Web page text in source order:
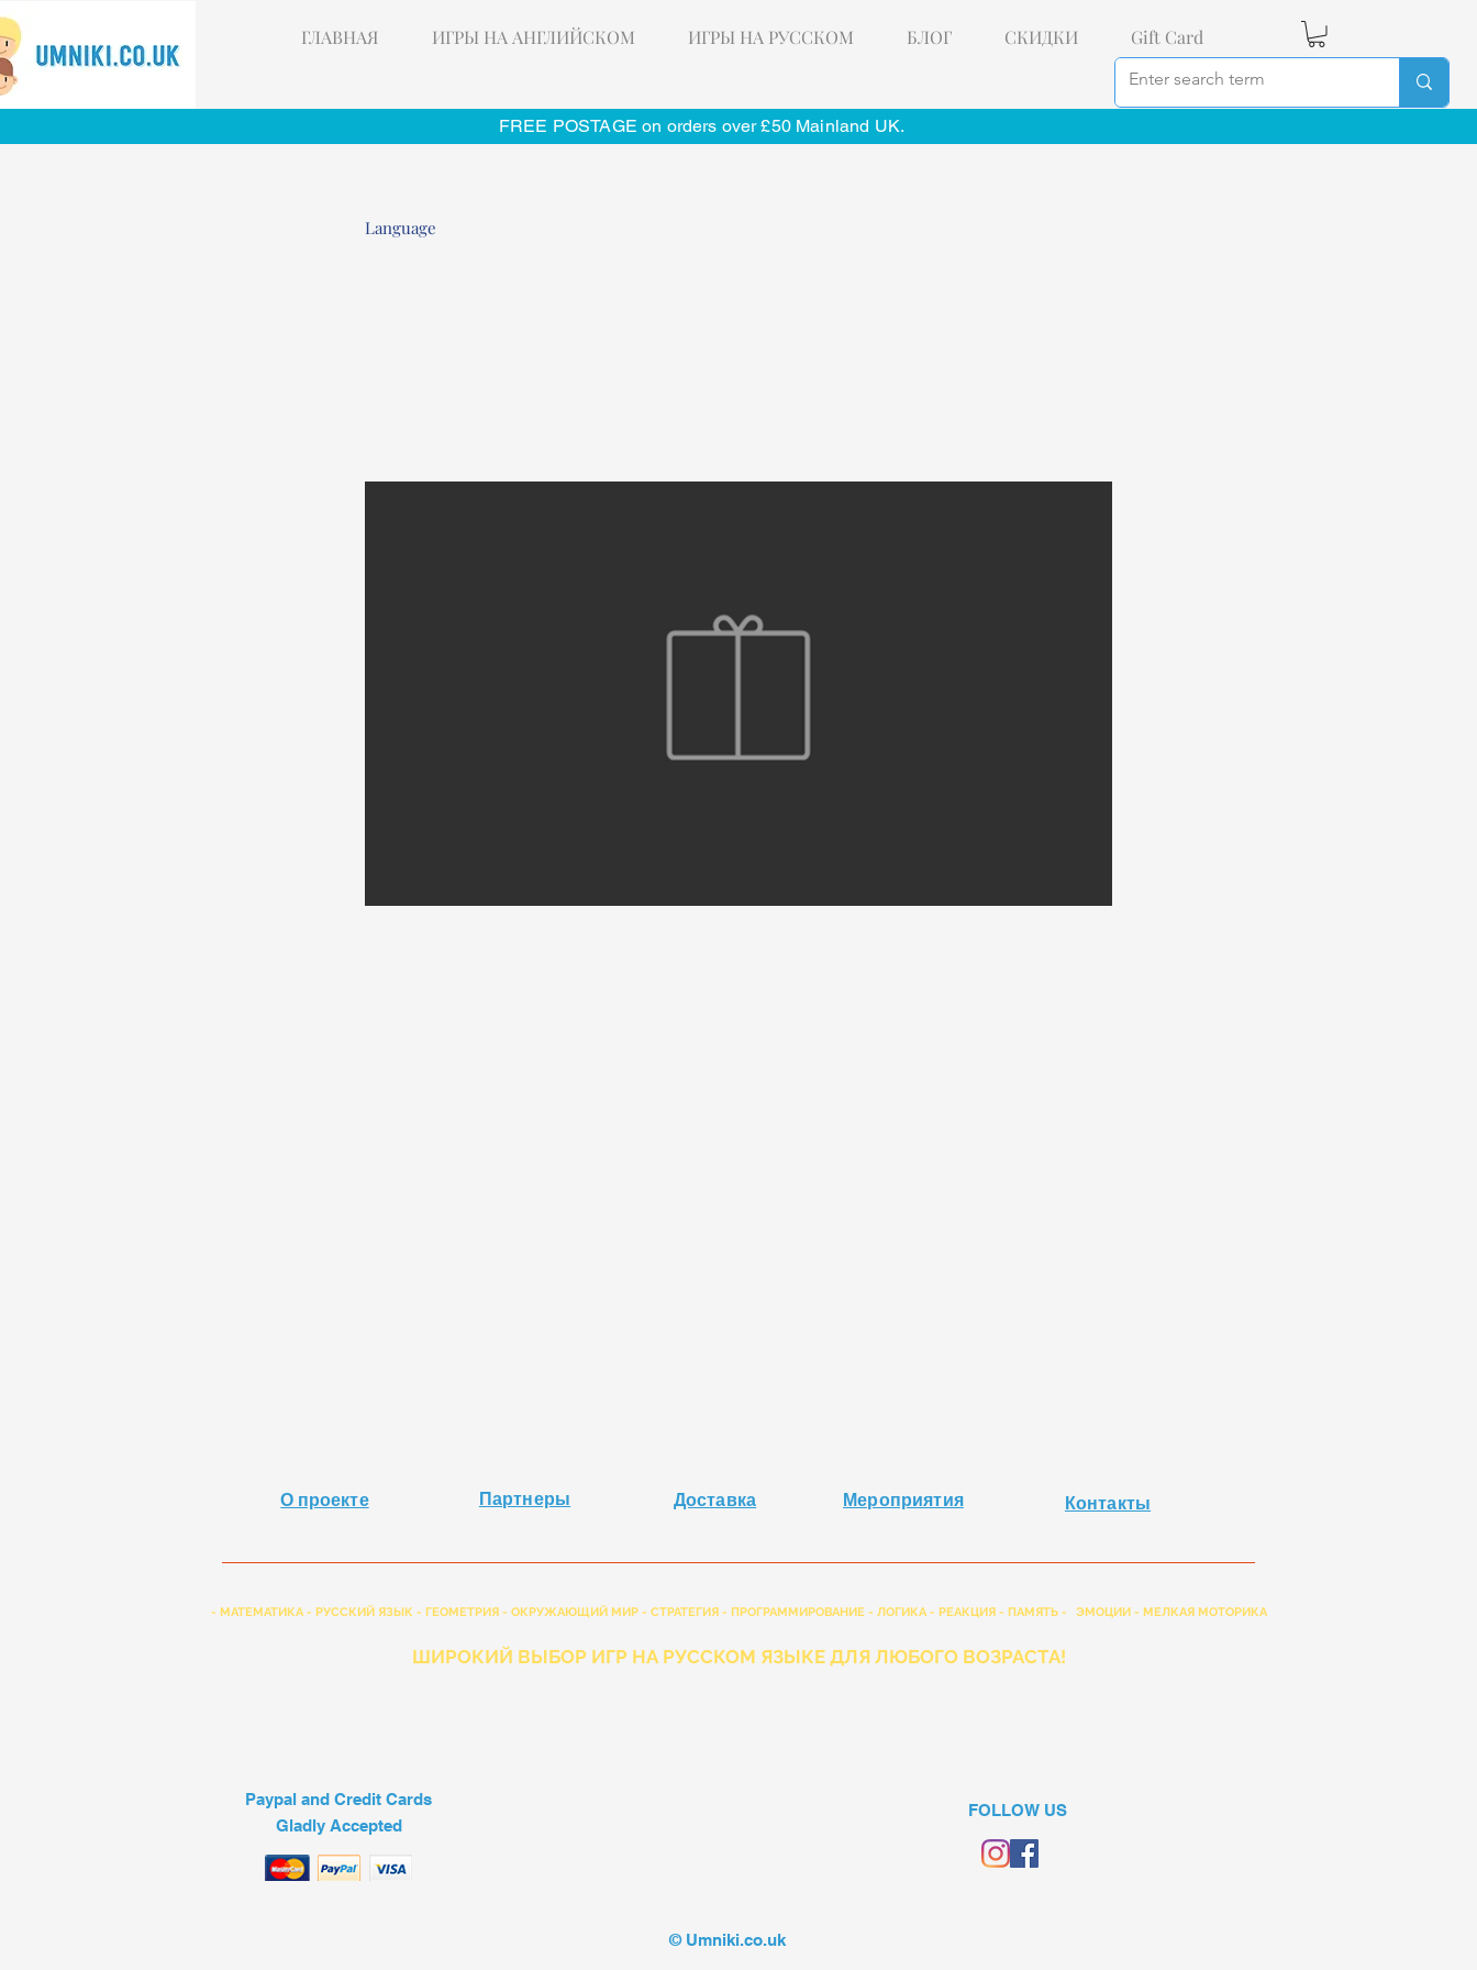
ГЛАВНАЯ ИГРЫ НА АНГЛИЙСКОМ ИГРЫ НА РУССКОМ БЛОГ СКИДКИ Gift Card
FREE POSTAGE on orders over £50 Mainland UK.
Language
О проекте Партнеры Доставка Мероприятия Контакты
- МАТЕМАТИКА - РУССКИЙ ЯЗЫК - ГЕОМЕТРИЯ - ОКРУЖАЮЩИЙ МИР - СТРАТЕГИЯ - ПРОГРАММИРОВАНИЕ - ЛОГИКА - РЕАКЦИЯ - ПАМЯТЬ - ЭМОЦИИ - МЕЛКАЯ МОТОРИКА
ШИРОКИЙ ВЫБОР ИГР НА РУССКОМ ЯЗЫКЕ ДЛЯ ЛЮБОГО ВОЗРАСТА!
Paypal and Credit Cards
Gladly Accepted
FOLLOW US
© Umniki.co.uk